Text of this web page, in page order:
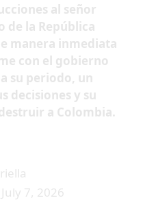
al señor
de la República
manera inmediata
con el gobierno
su periodo, un
decisiones y su
a Colombia.
July 7, 2026